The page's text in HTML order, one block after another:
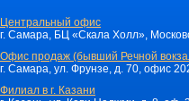
Центральный офис
г. Самара, БЦ «Скала Холл»,
Офис продаж (бывший Речной
г. Самара, ул. Фрунзе, д. 70, офис
Филиал в г. Казани